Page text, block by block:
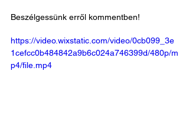
Beszélgessünk erről kommentben!
https://video.wixstatic.com/video/0cb099_3e
1cefcc0b484842a9b6c024a746399d/480p/m
p4/file.mp4